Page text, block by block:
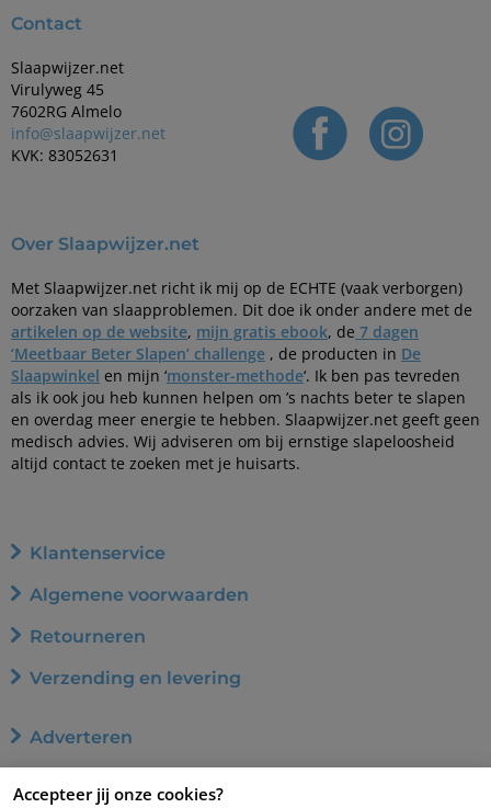
Accepteer jij onze cookies?
Contact
Slaapwijzer.net
Virulyweg 45
7602RG Almelo
info@slaapwijzer.net
KVK: 83052631
Over Slaapwijzer.net
Met Slaapwijzer.net richt ik mij op de ECHTE (vaak verborgen)
oorzaken van slaapproblemen. Dit doe ik onder andere met de
artikelen op de website, mijn gratis ebook, de 7 dagen
‘Meetbaar Beter Slapen’ challenge , de producten in De
Slaapwinkel en mijn ‘monster-methode‘. Ik ben pas tevreden
als ik ook jou heb kunnen helpen om ’s nachts beter te slapen
en overdag meer energie te hebben. Slaapwijzer.net geeft geen
medisch advies. Wij adviseren om bij ernstige slapeloosheid
altijd contact te zoeken met je huisarts.
Klantenservice
Algemene voorwaarden
Retourneren
Verzending en levering
Adverteren